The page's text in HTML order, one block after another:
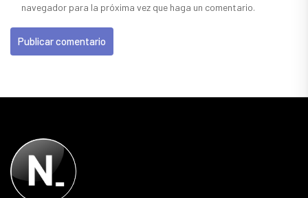
navegador para la próxima vez que haga un comentario.